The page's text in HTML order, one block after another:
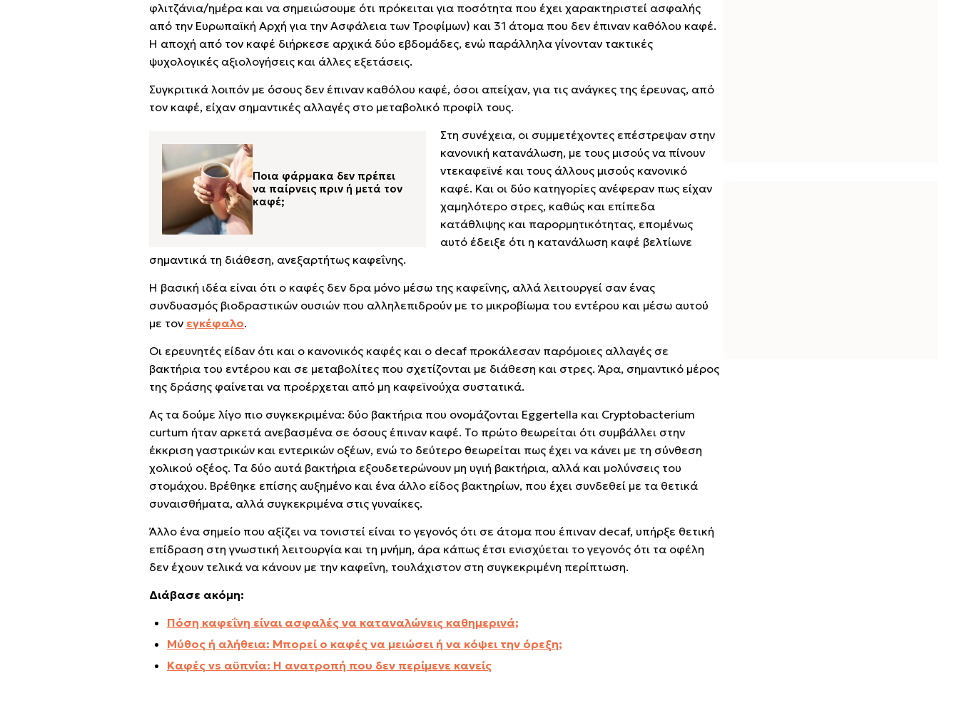
φλιτζάνια/ημέρα και να σημειώσουμε ότι πρόκειται για ποσότητα που έχει χαρακτηριστεί ασφαλής
από την Ευρωπαϊκή Αρχή για την Ασφάλεια των Τροφίμων) και 31 άτομα που δεν έπιναν καθόλου καφέ.
Η αποχή από τον καφέ διήρκεσε αρχικά δύο εβδομάδες, ενώ παράλληλα γίνονταν τακτικές
ψυχολογικές αξιολογήσεις και άλλες εξετάσεις.
Συγκριτικά λοιπόν με όσους δεν έπιναν καθόλου καφέ, όσοι απείχαν, για τις ανάγκες της έρευνας, από
τον καφέ, είχαν σημαντικές αλλαγές στο μεταβολικό προφίλ τους.
Ποια φάρμακα δεν πρέπει
να παίρνεις πριν ή μετά τον
καφέ;
Στη συνέχεια, οι συμμετέχοντες επέστρεψαν στην
κανονική κατανάλωση, με τους μισούς να πίνουν
ντεκαφεϊνέ και τους άλλους μισούς κανονικό
καφέ. Και οι δύο κατηγορίες ανέφεραν πως είχαν
χαμηλότερο στρες, καθώς και επίπεδα
κατάθλιψης και παρορμητικότητας, επομένως
αυτό έδειξε ότι η κατανάλωση καφέ βελτίωνε
σημαντικά τη διάθεση, ανεξαρτήτως καφεΐνης.
Η βασική ιδέα είναι ότι ο καφές δεν δρα μόνο μέσω της καφεΐνης, αλλά λειτουργεί σαν ένας
συνδυασμός βιοδραστικών ουσιών που αλληλεπιδρούν με το μικροβίωμα του εντέρου και μέσω αυτού
με τον εγκέφαλο.
Οι ερευνητές είδαν ότι και ο κανονικός καφές και ο decaf προκάλεσαν παρόμοιες αλλαγές σε
βακτήρια του εντέρου και σε μεταβολίτες που σχετίζονται με διάθεση και στρες. Άρα, σημαντικό μέρος
της δράσης φαίνεται να προέρχεται από μη καφεϊνούχα συστατικά.
Ας τα δούμε λίγο πιο συγκεκριμένα: δύο βακτήρια που ονομάζονται Eggertella και Cryptobacterium
curtum ήταν αρκετά ανεβασμένα σε όσους έπιναν καφέ. Το πρώτο θεωρείται ότι συμβάλλει στην
έκκριση γαστρικών και εντερικών οξέων, ενώ το δεύτερο θεωρείται πως έχει να κάνει με τη σύνθεση
χολικού οξέος. Τα δύο αυτά βακτήρια εξουδετερώνουν μη υγιή βακτήρια, αλλά και μολύνσεις του
στομάχου. Βρέθηκε επίσης αυξημένο και ένα άλλο είδος βακτηρίων, που έχει συνδεθεί με τα θετικά
συναισθήματα, αλλά συγκεκριμένα στις γυναίκες.
Άλλο ένα σημείο που αξίζει να τονιστεί είναι το γεγονός ότι σε άτομα που έπιναν decaf, υπήρξε θετική
επίδραση στη γνωστική λειτουργία και τη μνήμη, άρα κάπως έτσι ενισχύεται το γεγονός ότι τα οφέλη
δεν έχουν τελικά να κάνουν με την καφεΐνη, τουλάχιστον στη συγκεκριμένη περίπτωση.
Διάβασε ακόμη:
Πόση καφεΐνη είναι ασφαλές να καταναλώνεις καθημερινά;
Μύθος ή αλήθεια: Μπορεί ο καφές να μειώσει ή να κόψει την όρεξη;
Καφές vs αϋπνία: Η ανατροπή που δεν περίμενε κανείς